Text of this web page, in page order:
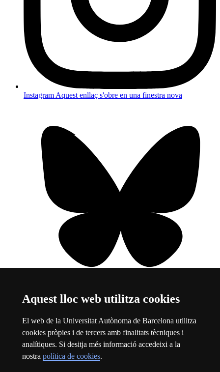
Aquest lloc web utilitza cookies
El web de la Universitat Autònoma de Barcelona utilitza
cookies pròpies i de tercers amb finalitats tècniques i
analítiques. Si desitja més informació accedeixi a la
nostra política de cookies.
Instagram Aquest enllaç s'obre en una finestra nova
BlueskyAquest enllaç s'obre en una finestra nova
Sobre el web
Universitat Autònoma de Barcelona
Avís legalAquest enllaç s'obre en una finestra nova
Protecció de dadesAquest enllaç s'obre en una finestra nova